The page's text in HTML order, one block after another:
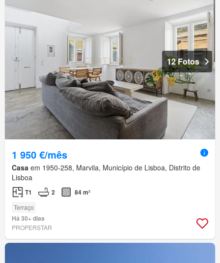
12 Fotos
1 950 €/mês
Casa em 1950-258, Marvila, Município de Lisboa, Distrito de
Lisboa
T1 2 84 m²
Terraço
Há 30+ dias
PROPERSTAR